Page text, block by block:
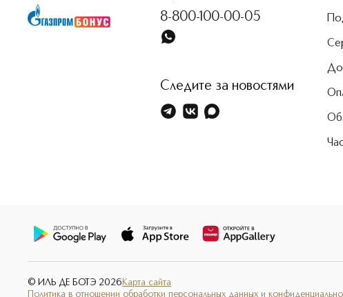
8-800-100-00-05
Следите за новостями
© ИЛЬ ДЕ БОТЭ 2026 Карта сайта
Политика в отношении обработки персональных данных и